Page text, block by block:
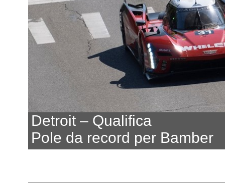
Detroit – Qualifica
Pole da record per Bamber